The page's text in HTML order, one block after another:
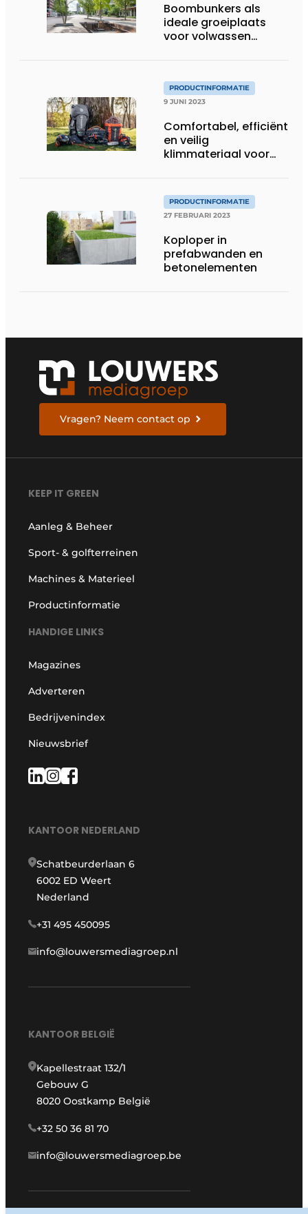
Boombunkers als
ideale groeiplaats
voor volwassen
PRODUCTINFORMATIE
9 JUNI 2023
Comfortabel, efficiënt
en veilig
klimmateriaal voor
PRODUCTINFORMATIE
27 FEBRUARI 2023
Koploper in
prefabwanden en
betonelementen
Vragen? Neem contact op
KEEP IT GREEN
Aanleg & Beheer
Sport- & golfterreinen
Machines & Materieel
Productinformatie
HANDIGE LINKS
Magazines
Adverteren
Bedrijvenindex
Nieuwsbrief
KANTOOR NEDERLAND
Schatbeurderlaan 6
6002 ED Weert
Nederland
+31 495 450095
info@louwersmediagroep.nl
KANTOOR BELGIË
Kapellestraat 132/1
Gebouw G
8020 Oostkamp België
+32 50 36 81 70
info@louwersmediagroep.be